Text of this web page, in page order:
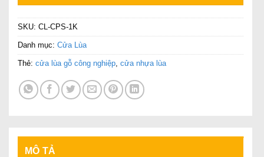
SKU: CL-CPS-1K
Danh mục: Cửa Lùa
Thẻ: cửa lùa gỗ công nghiệp, cửa nhựa lùa
MÔ TẢ